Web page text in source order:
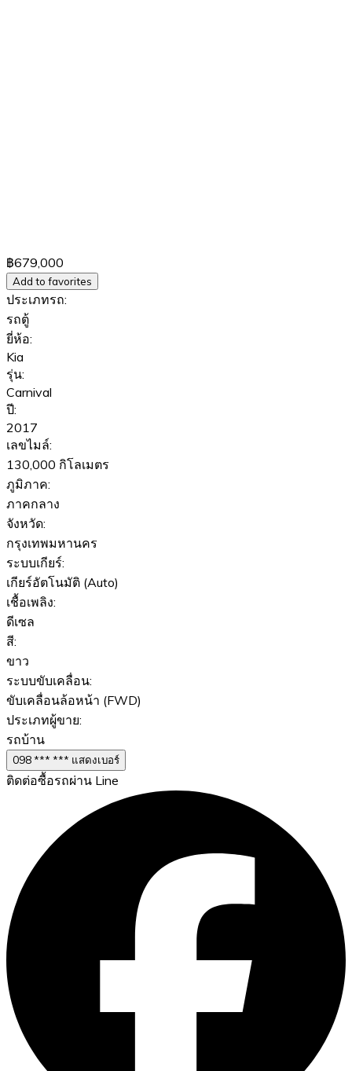
฿679,000
Add to favorites
ประเภทรถ:
รถตู้
ยี่ห้อ:
Kia
รุ่น:
Carnival
ปี:
2017
เลขไมล์:
130,000 กิโลเมตร
ภูมิภาค:
ภาคกลาง
จังหวัด:
กรุงเทพมหานคร
ระบบเกียร์:
เกียร์อัตโนมัติ (Auto)
เชื้อเพลิง:
ดีเซล
สี:
ขาว
ระบบขับเคลื่อน:
ขับเคลื่อนล้อหน้า (FWD)
ประเภทผู้ขาย:
รถบ้าน
098 *** *** แสดงเบอร์
ติดต่อซื้อรถผ่าน Line